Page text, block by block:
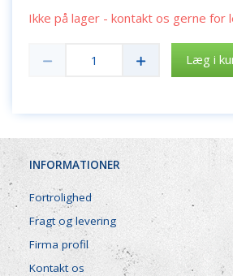
Ikke på lager - kontakt os gerne for
Læg i
INFORMATIONER
Fortrolighed
Fragt og levering
Firma profil
Kontakt os